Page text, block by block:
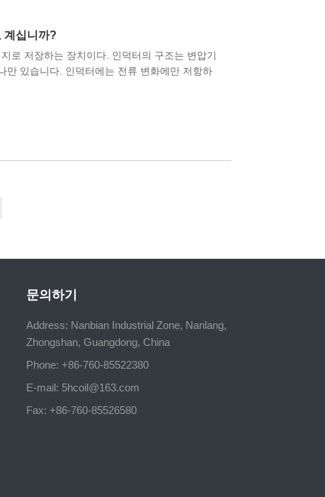
계십니까?
로 저장하는 장치이다. 인덕터의 구조는 변압기
만 있습니다. 인덕터에는 전류 변화에만 저항하
문의하기
Address: Nanbian Industrial Zone, Nanlang,
Zhongshan, Guangdong, China
Phone: +86-760-85522380
E-mail: 5hcoil@163.com
Fax: +86-760-85526580